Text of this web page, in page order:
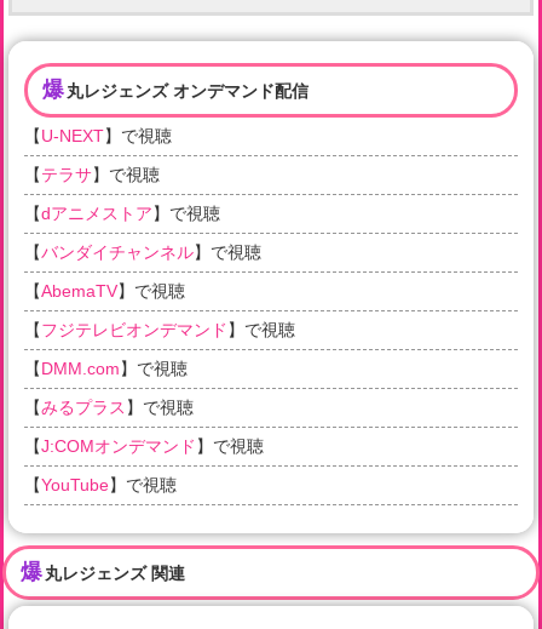
爆丸レジェンズ オンデマンド配信
【U-NEXT】で視聴
【テラサ】で視聴
【dアニメストア】で視聴
【バンダイチャンネル】で視聴
【AbemaTV】で視聴
【フジテレビオンデマンド 】で視聴
【DMM.com】で視聴
【みるプラス 】で視聴
【J:COMオンデマンド 】で視聴
【YouTube】で視聴
爆丸レジェンズ 関連